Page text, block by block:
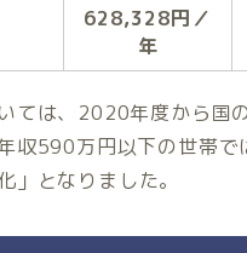
628,328円／
年
ては、2020年度から国
収590万円以下の世帯で
」となりました。